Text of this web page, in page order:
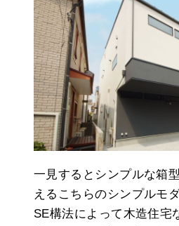
一見するとシンプルな箱
えるこちらのシンプルモ
SE構法によって木造住宅